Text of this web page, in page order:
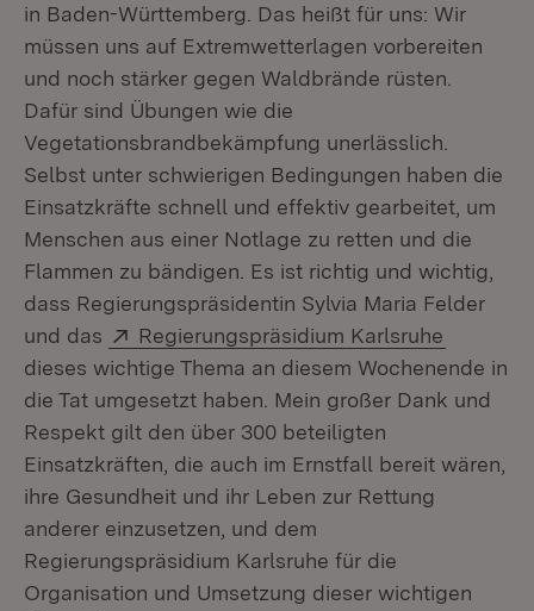
in Baden-Württemberg. Das heißt für uns: Wir
müssen uns auf Extremwetterlagen vorbereiten
und noch stärker gegen Waldbrände rüsten.
Dafür sind Übungen wie die
Vegetationsbrandbekämpfung unerlässlich.
Selbst unter schwierigen Bedingungen haben die
Einsatzkräfte schnell und effektiv gearbeitet, um
Menschen aus einer Notlage zu retten und die
Flammen zu bändigen. Es ist richtig und wichtig,
dass Regierungspräsidentin Sylvia Maria Felder
und das
Extern:
Regierungspräsidium Karlsruhe
dieses wichtige Thema an diesem Wochenende in
die Tat umgesetzt haben. Mein großer Dank und
Respekt gilt den über 300 beteiligten
Einsatzkräften, die auch im Ernstfall bereit wären,
ihre Gesundheit und ihr Leben zur Rettung
anderer einzusetzen, und dem
Regierungspräsidium Karlsruhe für die
Organisation und Umsetzung dieser wichtigen